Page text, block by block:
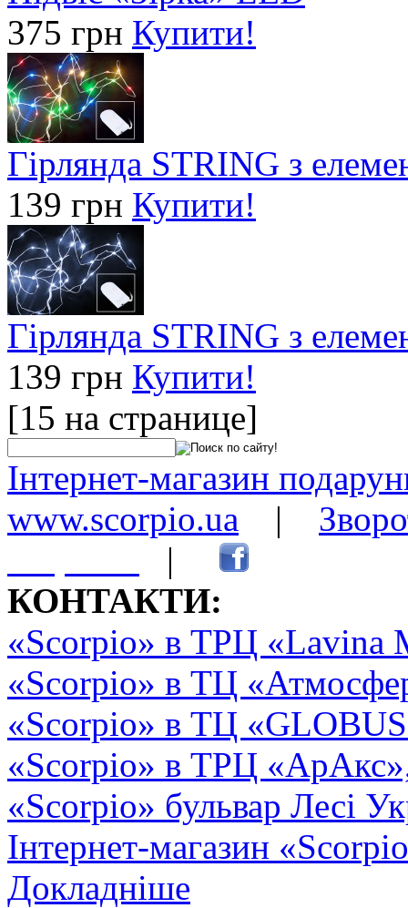
375 грн Купити!
Гірлянда STRING з
139 грн Купити!
Гірлянда STRING з
139 грн Купити!
[15 на странице]
Інтернет-магазин
www.scorpio.ua |
|
КОНТАКТИ:
«Scorpio» в ТРЦ «Lavina
«Scorpio» в ТЦ
«Scorpio» в ТЦ
«Scorpio» в ТРЦ
«Scorpio» бульвар Лесі
Інтернет-магазин
Докладніше